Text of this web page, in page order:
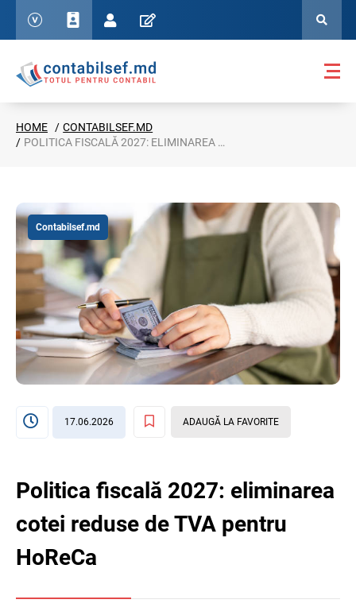
HOME
CONTABILSEF.MD
POLITICA FISCALĂ 2027: ELIMINAREA COTEI REDUSE DE TVA PENTRU HORECA
Contabilsef.md
17.06.2026 ADAUGĂ LA FAVORITE
Politica fiscală 2027: eliminarea
cotei reduse de TVA pentru
HoReCa